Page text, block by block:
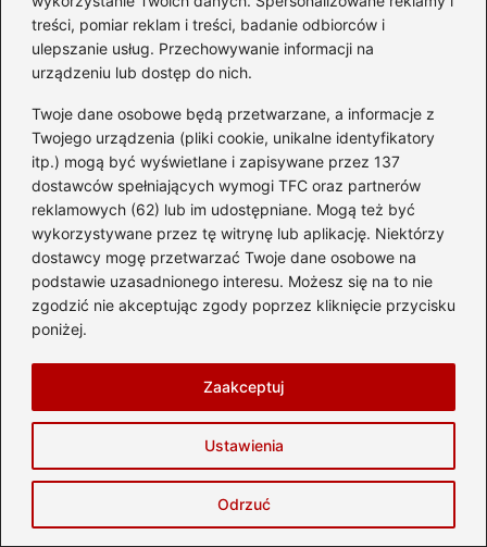
treści, pomiar reklam i treści, badanie odbiorców i
ulepszanie usług. Przechowywanie informacji na
urządzeniu lub dostęp do nich.
Twoje dane osobowe będą przetwarzane, a informacje z
Twojego urządzenia (pliki cookie, unikalne identyfikatory
itp.) mogą być wyświetlane i zapisywane przez 137
dostawców spełniających wymogi TFC oraz partnerów
reklamowych (62) lub im udostępniane. Mogą też być
wykorzystywane przez tę witrynę lub aplikację. Niektórzy
dostawcy mogę przetwarzać Twoje dane osobowe na
podstawie uzasadnionego interesu. Możesz się na to nie
zgodzić nie akceptując zgody poprzez kliknięcie przycisku
poniżej.
Ustawienia
Odrzuć
Zaakceptuj
2026-08-09
Zwiedzanie
Odkryj niezapomniane
atrakcje w Małopolsce,
Jak dotrzeć z centrum do
Westerplatte? Przewodnik
po najłatwiejszych trasach